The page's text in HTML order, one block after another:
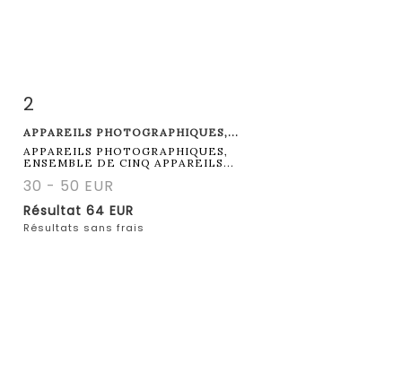
Fiche détaillée
2
APPAREILS PHOTOGRAPHIQUES,...
APPAREILS PHOTOGRAPHIQUES,
ENSEMBLE DE CINQ APPAREILS...
30 - 50 EUR
Résultat 64 EUR
Résultats sans frais